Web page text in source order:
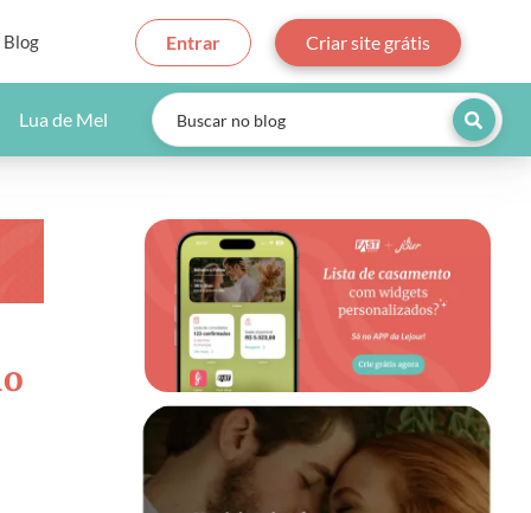
Blog Entrar Criar site grátis
Lua de Mel